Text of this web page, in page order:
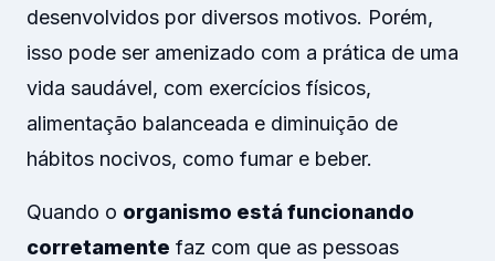
desenvolvidos por diversos motivos. Porém,
isso pode ser amenizado com a prática de uma
vida saudável, com exercícios físicos,
alimentação balanceada e diminuição de
hábitos nocivos, como fumar e beber.
Quando o organismo está funcionando
corretamente faz com que as pessoas